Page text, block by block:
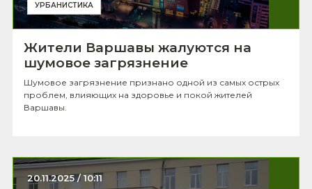
УРБАНИСТИКА
Жители Варшавы жалуются на
шумовое загрязнение
Шумовое загрязнение признано одной из самых острых
проблем, влияющих на здоровье и покой жителей
Варшавы.
20.11.2025 / 10:11